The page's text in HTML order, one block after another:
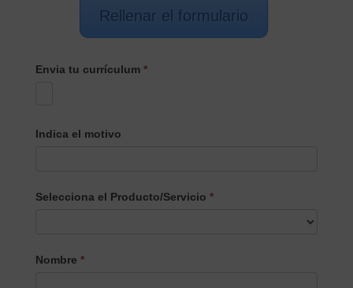
Rellenar el formulario
Envia tu currículum *
Indica el motivo
Selecciona el Producto/Servicio *
el
Nombre *